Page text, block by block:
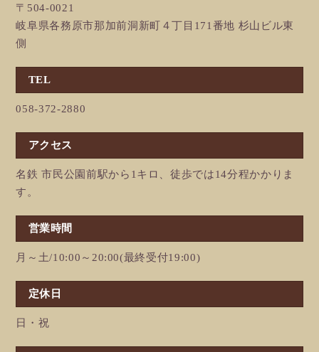
〒504-0021
岐阜県各務原市那加前洞新町４丁目171番地 杉山ビル東
側
TEL
058-372-2880
アクセス
名鉄 市民公園前駅から1キロ、徒歩では14分程かかりま
す。
営業時間
月～土/10:00～20:00(最終受付19:00)
定休日
日・祝